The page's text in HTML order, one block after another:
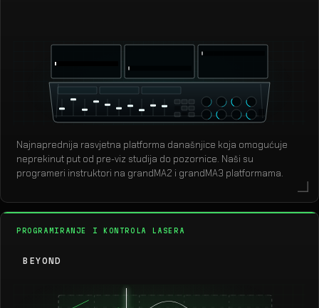
Najnaprednija rasvjetna platforma današnjice koja omogućuje
neprekinut put od pre-viz studija do pozornice. Naši su
programeri instruktori na grandMA2 i grandMA3 platformama.
PROGRAMIRANJE I KONTROLA LASERA
BEYOND